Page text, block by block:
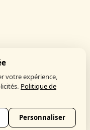
votre expérience,
Politique de
Personnaliser